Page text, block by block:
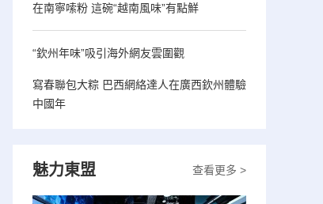
在南寧嗦粉 這碗“越南風味”有點鮮
“欽州年味”吸引海外網友雲圍觀
寫春聯包大粽 巴西網絡達人在廣西欽州體驗
中國年
查看更多 >
魅力東盟